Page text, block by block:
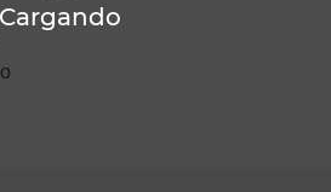
Cargando